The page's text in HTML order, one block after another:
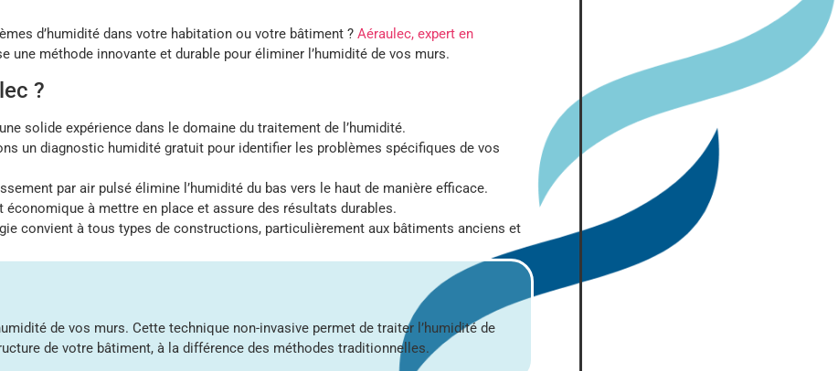
d’humidité dans votre habitation ou votre bâtiment ? Aéraulec, expert en
une méthode innovante et durable pour éliminer l’humidité de vos murs.
?
solide expérience dans le domaine du traitement de l’humidité.
un diagnostic humidité gratuit pour identifier les problèmes spécifiques de vos
par air pulsé élimine l’humidité du bas vers le haut de manière efficace.
économique à mettre en place et assure des résultats durables.
convient à tous types de constructions, particulièrement aux bâtiments anciens et
de vos murs. Cette technique non-invasive permet de traiter l’humidité de
de votre bâtiment, à la différence des méthodes traditionnelles.